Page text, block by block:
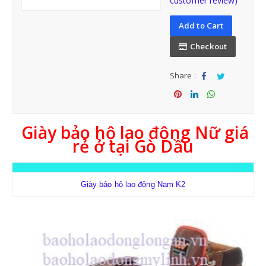
MẶT NẠ-KÍNH HÀN
Add to Cart
Checkout
Share :
Sha Tw
re
re
Giày bảo hộ lao động Nữ giá
rẻ ở tại Gò Dầu
Giày bảo hộ lao động Nam K2